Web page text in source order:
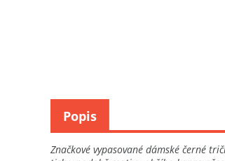
Značkové vypasované dámské černé
Popis